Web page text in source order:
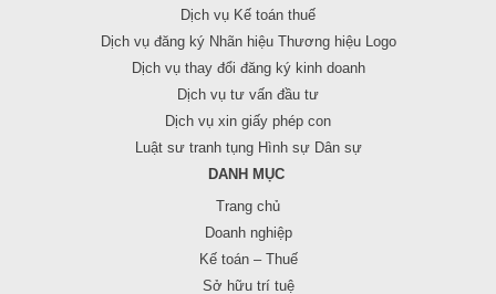
Dịch vụ Kế toán thuế
Dịch vụ đăng ký Nhãn hiệu Thương hiệu Logo
Dịch vụ thay đổi đăng ký kinh doanh
Dịch vụ tư vấn đầu tư
Dịch vụ xin giấy phép con
Luật sư tranh tụng Hình sự Dân sự
DANH MỤC
Trang chủ
Doanh nghiệp
Kế toán – Thuế
Sở hữu trí tuệ